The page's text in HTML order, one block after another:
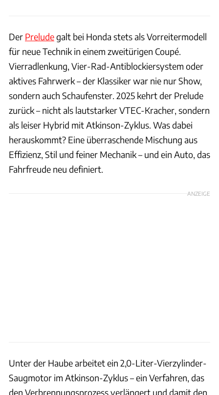
Der Preludegalt bei Honda stets als Vorreitermodell
für neue Technik in einem zweitürigen Coupé.
Vierradlenkung, Vier-Rad-Antiblockiersystem oder
aktives Fahrwerk – der Klassiker war nie nur Show,
sondern auch Schaufenster. 2025 kehrt der Prelude
zurück – nicht als lautstarker VTEC-Kracher, sondern
als leiser Hybrid mit Atkinson-Zyklus. Was dabei
herauskommt? Eine überraschende Mischung aus
Effizienz, Stil und feiner Mechanik – und ein Auto, das
Fahrfreude neu definiert.
ANZEIGE
Unter der Haube arbeitet ein 2,0-Liter-Vierzylinder-
Saugmotor im Atkinson-Zyklus – ein Verfahren, das
den Verbrennungsprozess verlängert und damit den